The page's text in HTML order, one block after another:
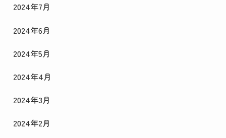
2024年7月
2024年6月
2024年5月
2024年4月
2024年3月
2024年2月